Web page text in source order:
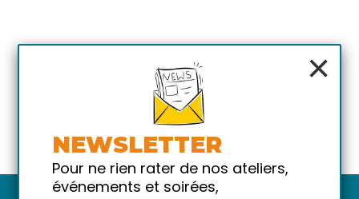
×
NEWSLETTER
Pour ne rien rater de nos ateliers,
événements et soirées,